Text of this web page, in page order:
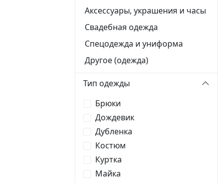
Аксессуары, украшения и часы
Свадебная одежда
Спецодежда и униформа
Другое (одежда)
Тип одежды
Брюки
Дождевик
Дубленка
Костюм
Куртка
Майка